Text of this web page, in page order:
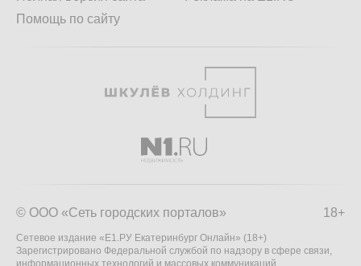
Помощь по сайту
18+
© ООО «Сеть городских порталов»
Сетевое издание «Е1.РУ Екатеринбург Онлайн» (18+)
Зарегистрировано Федеральной службой по надзору в сфере связи,
информационных технологий и массовых коммуникаций